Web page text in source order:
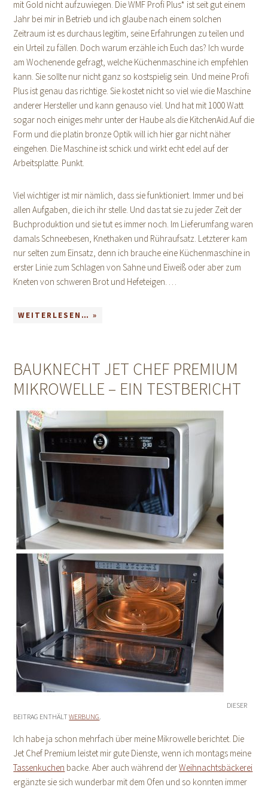
mit Gold nicht aufzuwiegen. Die WMF Profi Plus* ist seit gut einem
Jahr bei mir in Betrieb und ich glaube nach einem solchen
Zeitraum ist es durchaus legitim, seine Erfahrungen zu teilen und
ein Urteil zu fällen. Doch warum erzähle ich Euch das? Ich wurde
am Wochenende gefragt, welche Küchenmaschine ich empfehlen
kann. Sie sollte nur nicht ganz so kostspielig sein. Und meine Profi
Plus ist genau das richtige. Sie kostet nicht so viel wie die Maschine
anderer Hersteller und kann genauso viel. Und hat mit 1000 Watt
sogar noch einiges mehr unter der Haube als die KitchenAid.Auf die
Form und die platin bronze Optik will ich hier gar nicht näher
eingehen. Die Maschine ist schick und wirkt echt edel auf der
Arbeitsplatte. Punkt.
Viel wichtiger ist mir nämlich, dass sie funktioniert. Immer und bei
allen Aufgaben, die ich ihr stelle. Und das tat sie zu jeder Zeit der
Buchproduktion und sie tut es immer noch. Im Lieferumfang waren
damals Schneebesen, Knethaken und Rühraufsatz. Letzterer kam
nur selten zum Einsatz, denn ich brauche eine Küchenmaschine in
erster Linie zum Schlagen von Sahne und Eiweiß oder aber zum
Kneten von schweren Brot und Hefeteigen. …
WEITERLESEN… »
BAUKNECHT JET CHEF PREMIUM
MIKROWELLE – EIN TESTBERICHT
DIESER
BEITRAG ENTHÄLTWERBUNG.
Ich habe ja schon mehrfach über meine Mikrowelle berichtet. Die
Jet Chef Premium leistet mir gute Dienste, wenn ich montags meine
Tassenkuchen backe. Aber auch während derWeihnachtsbäckerei
ergänzte sie sich wunderbar mit dem Ofen und so konnten immer